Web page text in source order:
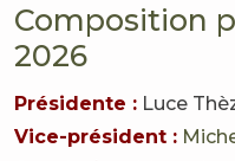
Composition
2026
Présidente : Luce
Vice-président :